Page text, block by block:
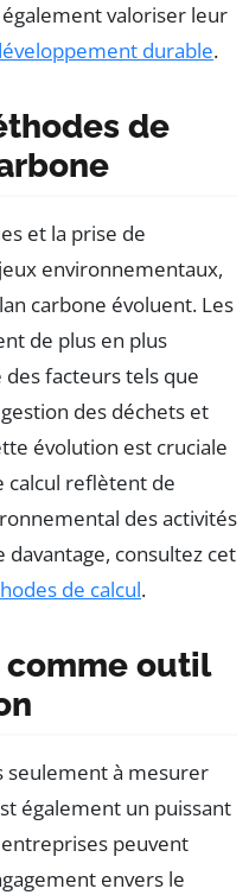
valoriser leur
durable.
de
et la prise de
environnementaux,
carbone évoluent. Les
de plus en plus
facteurs tels que
des déchets et
évolution est cruciale
calcul reflètent de
des activités
consultez cet
de calcul.
comme outil
seulement à mesurer
également un puissant
entreprises peuvent
envers le